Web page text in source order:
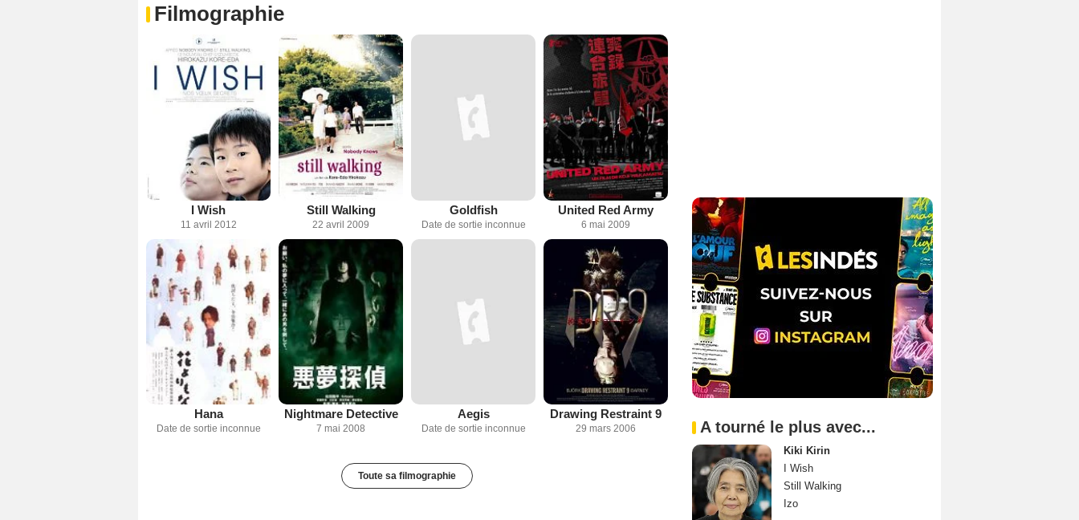
Filmographie
I Wish
11 avril 2012
Still Walking
22 avril 2009
Goldfish
Date de sortie inconnue
United Red Army
6 mai 2009
Hana
Date de sortie inconnue
Nightmare Detective
7 mai 2008
Aegis
Date de sortie inconnue
Drawing Restraint 9
29 mars 2006
Toute sa filmographie
A tourné le plus avec...
Kiki Kirin
I Wish
Still Walking
Izo